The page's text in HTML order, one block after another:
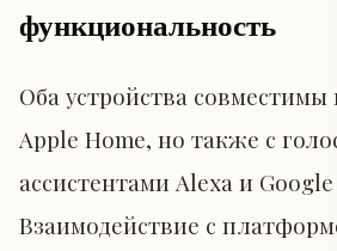
функциональность
Оба устройства совместимы
Apple Home, но также с
ассистентами Alexa и Google
Взаимодействие с